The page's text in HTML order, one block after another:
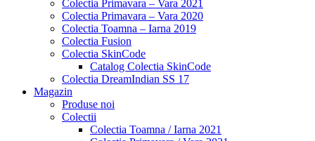
Colectia Primavara – Vara 2021
Colectia Primavara – Vara 2020
Colectia Toamna – Iarna 2019
Colectia Fusion
Colectia SkinCode
Catalog Colectia SkinCode
Colectia DreamIndian SS 17
Magazin
Produse noi
Colectii
Colectia Toamna / Iarna 2021